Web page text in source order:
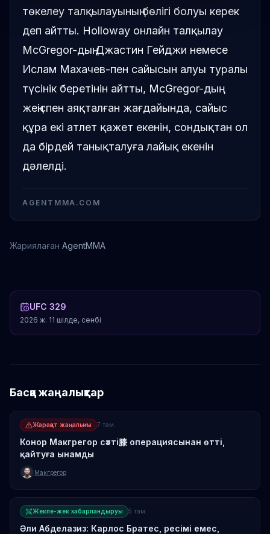
төкелеу талқылауының бөлігі болуы керек
деп айтты. Holloway онлайн талқылау
McGregor-дың Джастин Гейджи немесе
Ислам Махачев-пен сайысын алуы туралы
түсінік беретінін айтты, McGregor-дың
жеңіспен аяқталған жағдайында, сайыс
құра екі атлет қажет екенін, сондықтан ол
да бірдей танықталуға лайық екенін
дәлелді.
AGENTMMA.COM
Жариялаған AgentMMA
UFC 329
2026 ж. 11 шілде, сенбі
Басқа жаңалықтар
Жарақат жаңалығы 7 там.
Конор Макгрегор сәтті膝 операциясынан өтті,
қайтуға ынамды
Макгрегор
Жекпе-жек хабарландыруы 5 там.
Әли Абделазиз: Карлос Братес, ресімі емес,